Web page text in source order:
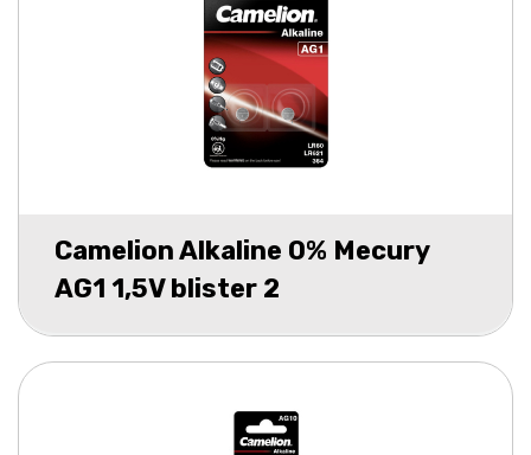
Camelion Alkaline 0% Mecury
AG1 1,5V blister 2